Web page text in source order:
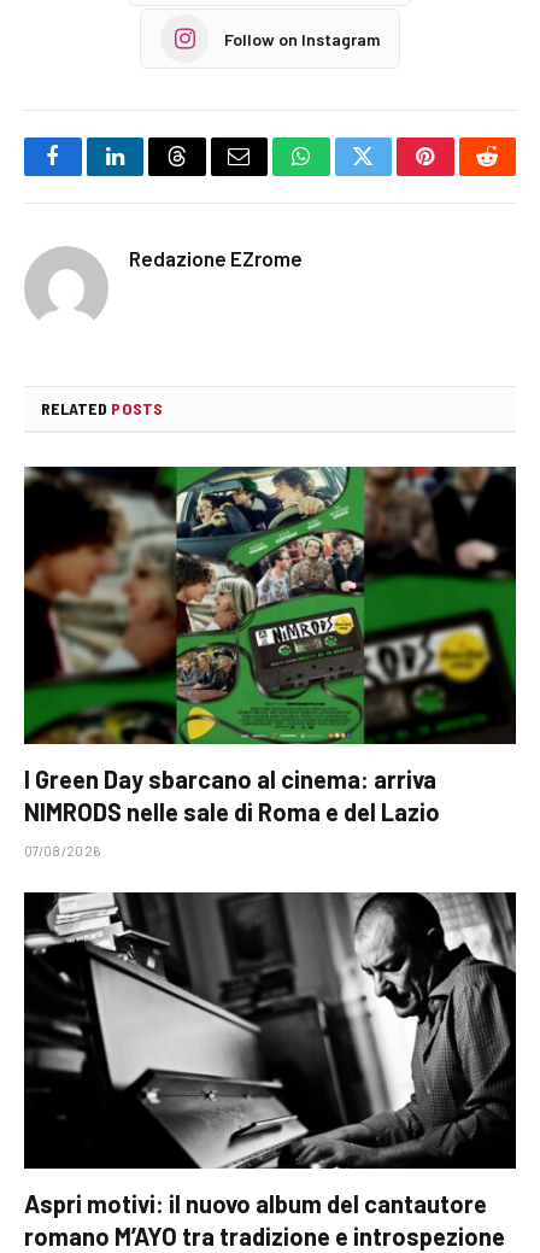
Follow on Instagram
FacebookLinkedInThreadsEmail WhatsAppTwitterPinterest
Redazione EZrome
RELATED POSTS
I Green Day sbarcano al cinema: arriva
NIMRODS nelle sale di Roma e del Lazio
07/08/2026
Aspri motivi: il nuovo album del cantautore
romano M’AYO tra tradizione e introspezione